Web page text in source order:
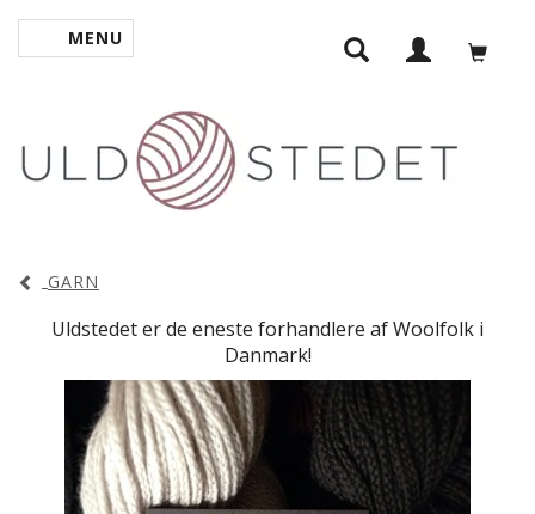
SKIFTE NAVIGATION
MENU
GARN
Uldstedet er de eneste forhandlere af Woolfolk i
Danmark!